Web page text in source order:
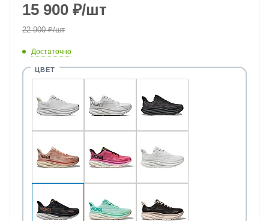
15 900 ₽/шт
22 900₽/шт
Достаточно